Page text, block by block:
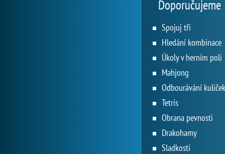
Doporučujeme
Spojuj tři
Hledání kombinace
Úkoly v herním poli
Mahjong
Odbourávání kuliček
Tetris
Obrana pevnosti
Drakohamy
Sladkosti